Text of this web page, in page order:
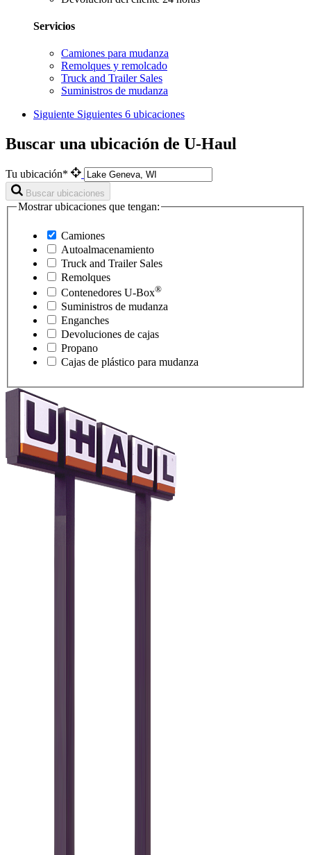
Servicios
Camiones para mudanza
Remolques y remolcado
Truck and Trailer Sales
Suministros de mudanza
Siguiente Siguientes 6 ubicaciones
Buscar una ubicación de U-Haul
Tu ubicación*
Buscar ubicaciones
Mostrar ubicaciones que tengan:
Camiones
Autoalmacenamiento
Truck and Trailer Sales
Remolques
Contenedores U-Box®
Suministros de mudanza
Enganches
Devoluciones de cajas
Propano
Cajas de plástico para mudanza